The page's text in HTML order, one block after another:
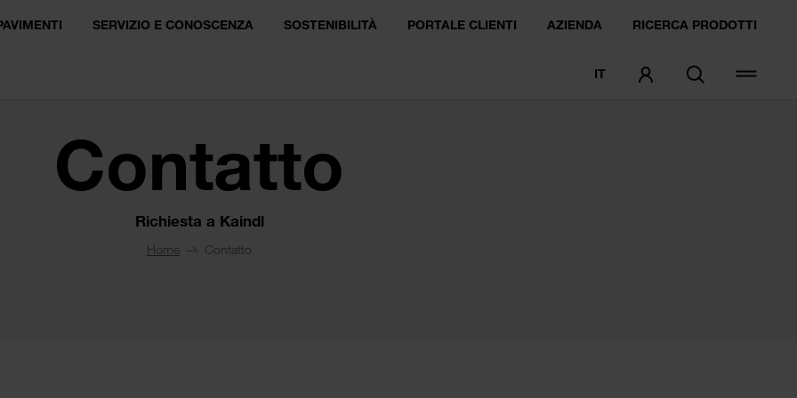
SERVIZIO E CONOSCENZA SOSTENIBILITÀ PORTALE CLIENTI AZIENDA RICERCA PRODOTTI
IT
Contatto
Richiesta a Kaindl
Home Contatto